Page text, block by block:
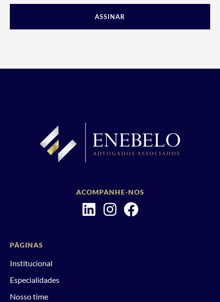
ASSINAR
ACOMPANHE-NOS
PÁGINAS
Institucional
Especialidades
Nosso time